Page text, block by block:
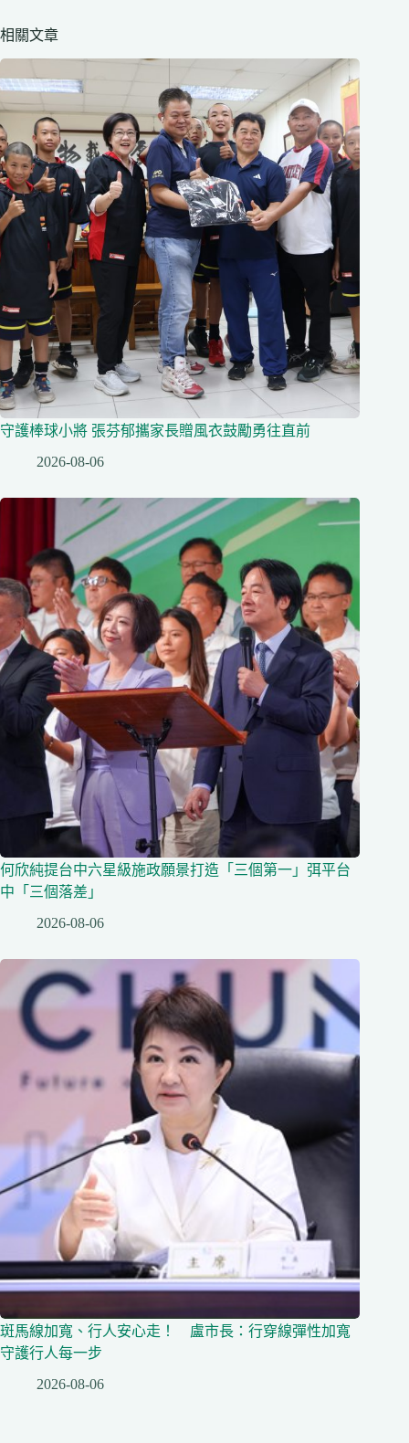
相關文章
守護棒球小將 張芬郁攜家長贈風衣鼓勵勇往直前
2026-08-06
何欣純提台中六星級施政願景打造「三個第一」弭平台
中「三個落差」
2026-08-06
斑馬線加寬、行人安心走！ 盧市長：行穿線彈性加寬
守護行人每一步
2026-08-06